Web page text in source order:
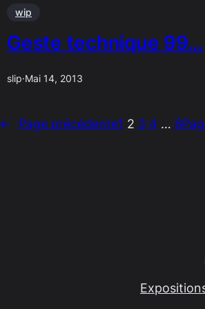
wip
Geste technique 99…
slip·Mai 14, 2013
← Page précédente1 2 3 4 … 6